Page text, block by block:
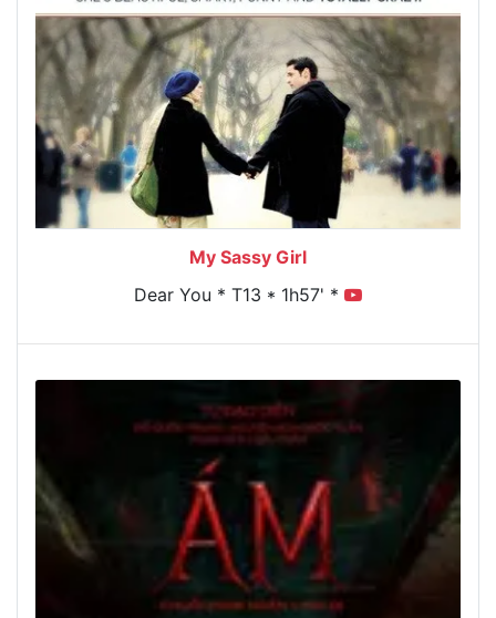
My Sassy Girl
Dear You * T13 * 1h57' *